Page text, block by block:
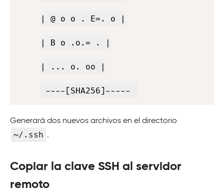
| @ o o . E=. o |
| B o .o.= . |
| ... o. oo |
----[SHA256]-----
Generará dos nuevos archivos en el directorio
~/.ssh .
Copiar la clave SSH al servidor
remoto